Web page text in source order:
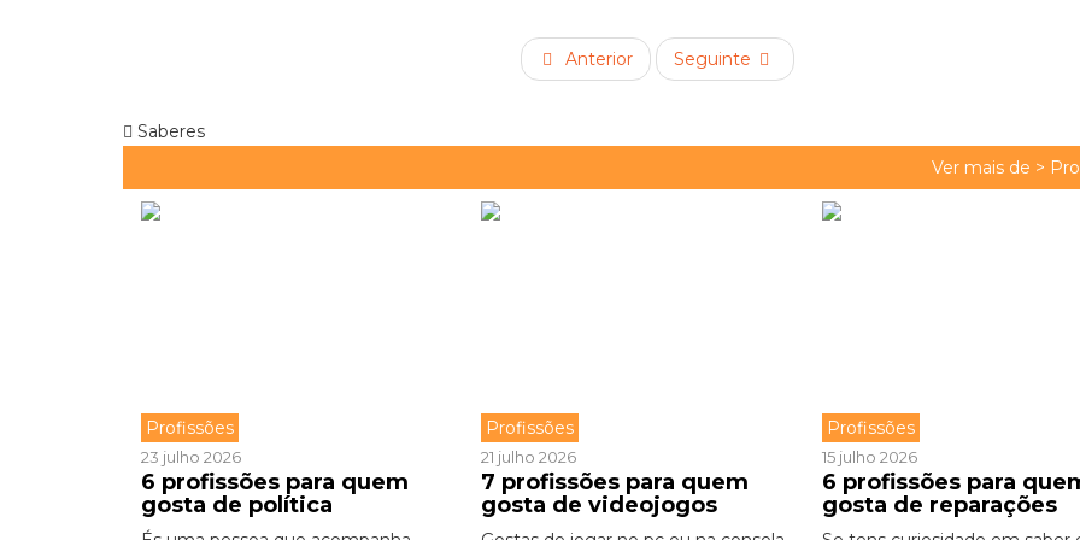
Anterior Seguinte
Saberes
Ver mais de >
Profissões
23 julho 2026
6 profissões para quem
gosta de política
Profissões
21 julho 2026
7 profissões para quem
gosta de videojogos
Profissões
15 julho 2026
6 profissões para
gosta de reparações